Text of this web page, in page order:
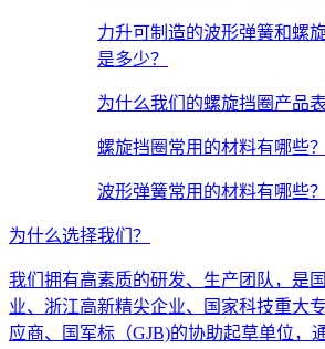
力升可制造的波形弹簧和螺
是多少？
为什么我们的螺旋挡圈产品
螺旋挡圈常用的材料有哪些？
波形弹簧常用的材料有哪些？
为什么选择我们？
我们拥有高素质的研发、生产团队，是
业、浙江高新精尖企业、国家科技重大
应商、国军标（GJB)的协助起草单位，通